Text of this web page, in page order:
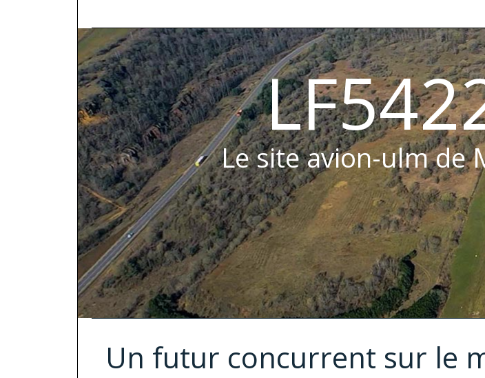
Le site avion-ulm de
Un futur concurrent sur le